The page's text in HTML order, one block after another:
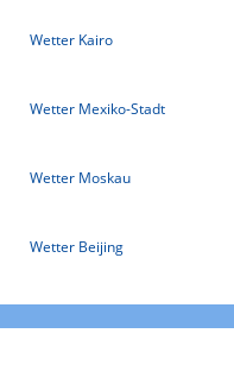
Wetter Kairo
Wetter Mexiko-Stadt
Wetter Moskau
Wetter Beijing